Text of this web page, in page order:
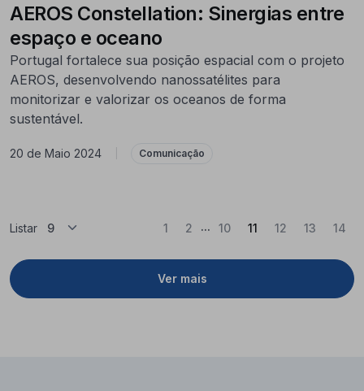
AEROS Constellation: Sinergias entre
espaço e oceano
Portugal fortalece sua posição espacial com o projeto
AEROS, desenvolvendo nanossatélites para
monitorizar e valorizar os oceanos de forma
sustentável.
20 de Maio 2024 Comunicação
Listar
Ver mais
1 2 ... 10 11 (Atual)
12 13 14